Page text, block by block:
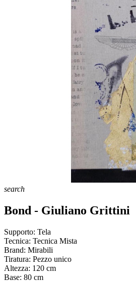
search
Bond - Giuliano Grittini
Supporto: Tela
Tecnica: Tecnica Mista
Brand: Mirabili
Tiratura: Pezzo unico
Altezza: 120 cm
Base: 80 cm